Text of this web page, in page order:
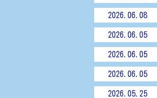
2026.06.08
2026.06.05
2026.06.05
2026.06.05
2026.05.25